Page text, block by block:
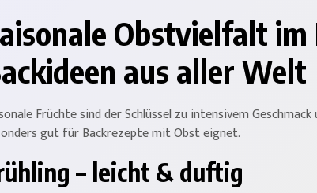
Obstvielfalt im
aus aller Welt
Früchte sind der Schlüssel zu intensivem
gut für Backrezepte mit Obst eignet.
– leicht & duftig